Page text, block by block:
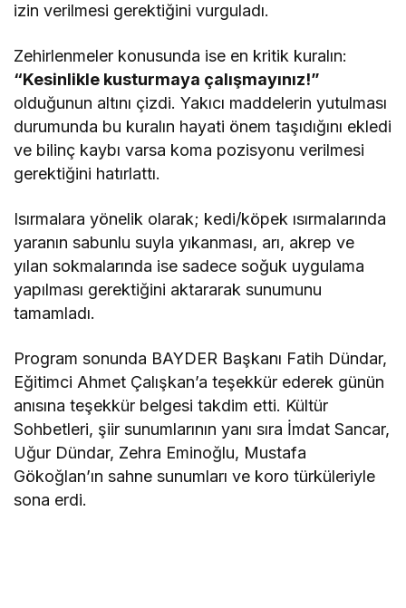
izin verilmesi gerektiğini vurguladı.
Zehirlenmeler konusunda ise en kritik kuralın:
“Kesinlikle kusturmaya çalışmayınız!”
olduğunun altını çizdi. Yakıcı maddelerin yutulması
durumunda bu kuralın hayati önem taşıdığını ekledi
ve bilinç kaybı varsa koma pozisyonu verilmesi
gerektiğini hatırlattı.
Isırmalara yönelik olarak; kedi/köpek ısırmalarında
yaranın sabunlu suyla yıkanması, arı, akrep ve
yılan sokmalarında ise sadece soğuk uygulama
yapılması gerektiğini aktararak sunumunu
tamamladı.
Program sonunda BAYDER Başkanı Fatih Dündar,
Eğitimci Ahmet Çalışkan’a teşekkür ederek günün
anısına teşekkür belgesi takdim etti. Kültür
Sohbetleri, şiir sunumlarının yanı sıra İmdat Sancar,
Uğur Dündar, Zehra Eminoğlu, Mustafa
Gökoğlan’ın sahne sunumları ve koro türküleriyle
sona erdi.